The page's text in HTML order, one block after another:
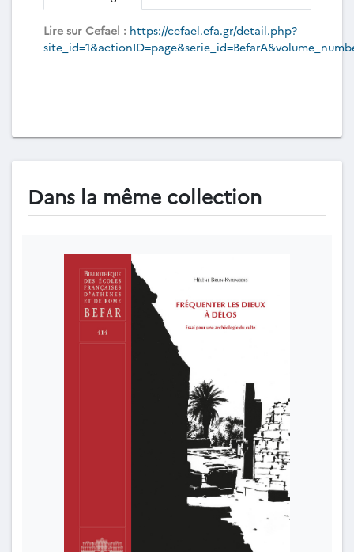
Lire sur Cefael : https://cefael.efa.gr/detail.php?
Dans la même collection